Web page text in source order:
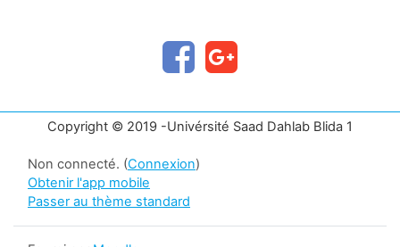
Copyright © 2019 -Univérsité Saad Dahlab Blida 1
Non connecté. (Connexion)
Obtenir l'app mobile
Passer au thème standard